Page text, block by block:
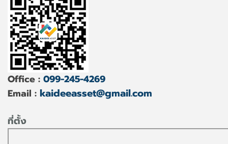
Office : 099-245-4269
Email : kaideeasset@gmail.com
ที่ตั้ง